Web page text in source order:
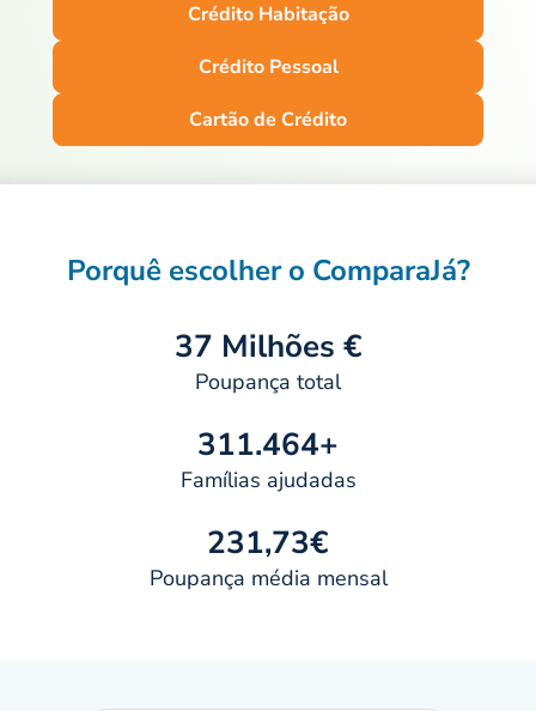
Crédito Habitação
Crédito Pessoal
Cartão de Crédito
Porquê escolher o ComparaJá?
37 Milhões €
Poupança total
311.464+
Famílias ajudadas
231,73€
Poupança média mensal